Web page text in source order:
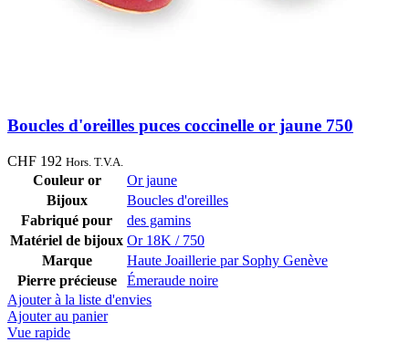
Boucles d'oreilles puces coccinelle or jaune 750
CHF 192 Hors. T.V.A.
Couleur or
Or jaune
Bijoux
Boucles d'oreilles
Fabriqué pour
des gamins
Matériel de bijoux Or 18K / 750
Marque
Haute Joaillerie par Sophy Genève
Pierre précieuse
Émeraude noire
Ajouter à la liste d'envies
Ajouter au panier
Vue rapide